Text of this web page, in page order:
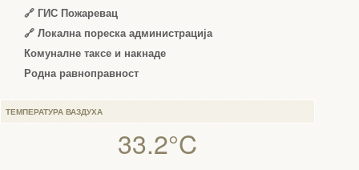
🔗 ГИС Пожаревац
🔗 Локална пореска администрација
Комуналне таксе и накнаде
Родна равноправност
ТЕМПЕРАТУРА ВАЗДУХА
33.2°C